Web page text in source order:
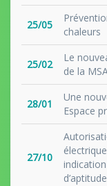
25/05
chaleurs
25/02
Le
de la
28/01
Une
Espace
27/10
d’aptitude